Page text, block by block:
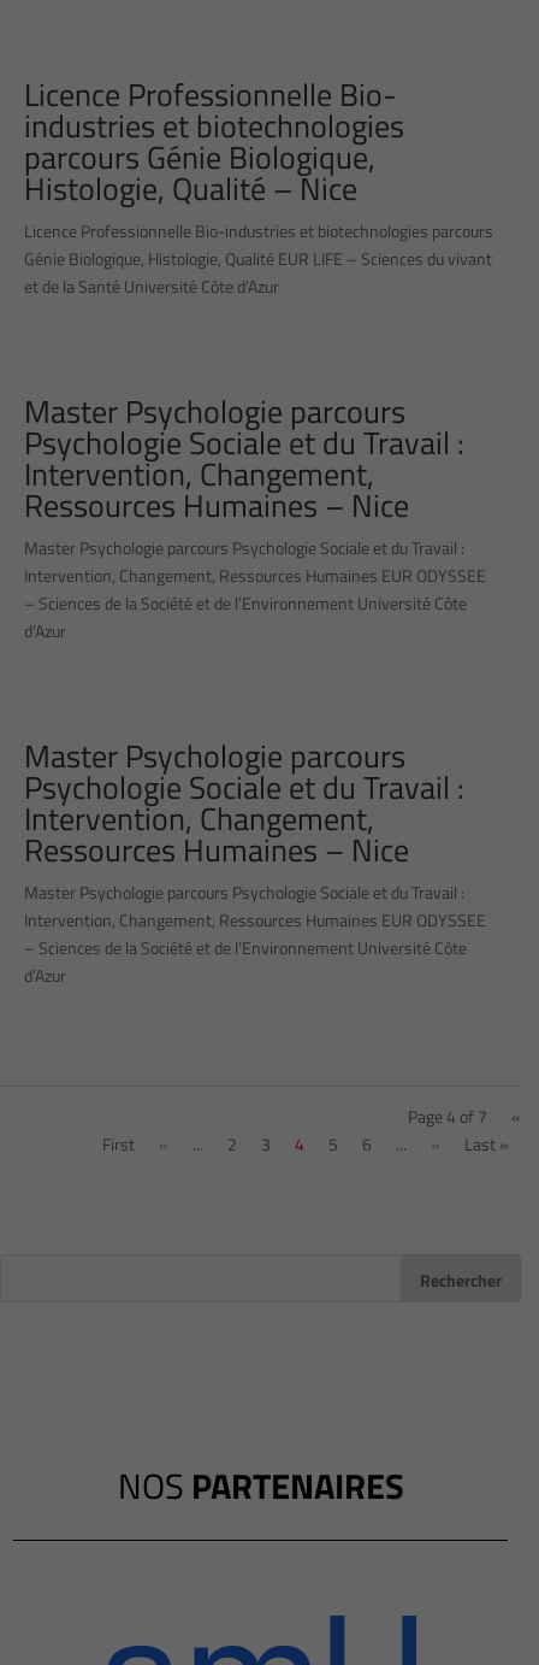
Licence Professionnelle Bio-
industries et biotechnologies
parcours Génie Biologique,
Histologie, Qualité – Nice
Licence Professionnelle Bio-industries et biotechnologies parcours
Génie Biologique, Histologie, Qualité EUR LIFE – Sciences du vivant
et de la Santé Université Côte d’Azur
Master Psychologie parcours
Psychologie Sociale et du Travail :
Intervention, Changement,
Ressources Humaines – Nice
Master Psychologie parcours Psychologie Sociale et du Travail :
Intervention, Changement, Ressources Humaines EUR ODYSSEE
– Sciences de la Société et de l’Environnement Université Côte
d’Azur
Master Psychologie parcours
Psychologie Sociale et du Travail :
Intervention, Changement,
Ressources Humaines – Nice
Master Psychologie parcours Psychologie Sociale et du Travail :
Intervention, Changement, Ressources Humaines EUR ODYSSEE
– Sciences de la Société et de l’Environnement Université Côte
d’Azur
Page 4 of 7
«
First
« ... 2 3 4 5 6 ... » Last »
NOS PARTENAIRES